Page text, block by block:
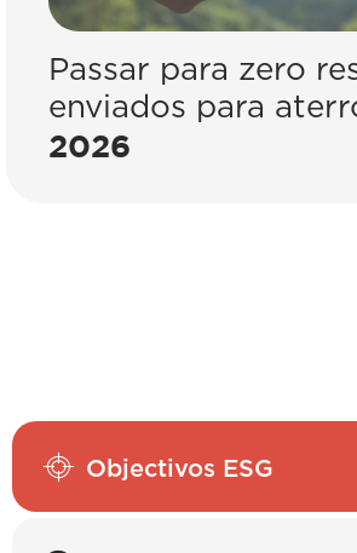
Passar para zero
enviados para
2026
Objectivos ESG